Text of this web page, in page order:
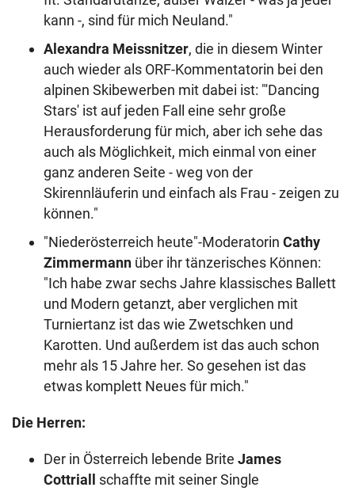
kann -, sind für mich Neuland."
Alexandra Meissnitzer, die in diesem Winter
auch wieder als ORF-Kommentatorin bei den
alpinen Skibewerben mit dabei ist: "'Dancing
Stars' ist auf jeden Fall eine sehr große
Herausforderung für mich, aber ich sehe das
auch als Möglichkeit, mich einmal von einer
ganz anderen Seite - weg von der
Skirennläuferin und einfach als Frau - zeigen zu
können."
"Niederösterreich heute"-Moderatorin Cathy
Zimmermann über ihr tänzerisches Können:
"Ich habe zwar sechs Jahre klassisches Ballett
und Modern getanzt, aber verglichen mit
Turniertanz ist das wie Zwetschken und
Karotten. Und außerdem ist das auch schon
mehr als 15 Jahre her. So gesehen ist das
etwas komplett Neues für mich."
Die Herren:
Der in Österreich lebende Brite James
Cottriall
schaffte mit seiner Single